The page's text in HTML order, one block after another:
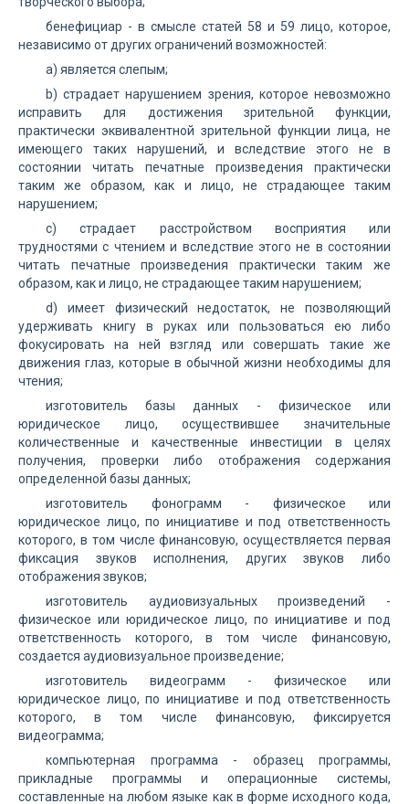
бенефициар - в смысле статей 58 и 59 лицо, которое,
независимо от других ограничений возможностей:
a) является слепым;
b) страдает нарушением зрения, которое невозможно
исправить для достижения зрительной функции,
практически эквивалентной зрительной функции лица, не
имеющего таких нарушений, и вследствие этого не в
состоянии читать печатные произведения практически
таким же образом, как и лицо, не страдающее таким
нарушением;
c) страдает расстройством восприятия или
трудностями с чтением и вследствие этого не в состоянии
читать печатные произведения практически таким же
образом, как и лицо, не страдающее таким нарушением;
d) имеет физический недостаток, не позволяющий
удерживать книгу в руках или пользоваться ею либо
фокусировать на ней взгляд или совершать такие же
движения глаз, которые в обычной жизни необходимы для
чтения;
изготовитель базы данных - физическое или
юридическое лицо, осуществившее значительные
количественные и качественные инвестиции в целях
получения, проверки либо отображения содержания
определенной базы данных;
изготовитель фонограмм - физическое или
юридическое лицо, по инициативе и под ответственность
которого, в том числе финансовую, осуществляется первая
фиксация звуков исполнения, других звуков либо
отображения звуков;
изготовитель аудиовизуальных произведений -
физическое или юридическое лицо, по инициативе и под
ответственность которого, в том числе финансовую,
создается аудиовизуальное произведение;
изготовитель видеограмм - физическое или
юридическое лицо, по инициативе и под ответственность
которого, в том числе финансовую, фиксируется
видеограмма;
компьютерная программа - образец программы,
прикладные программы и операционные системы,
составленные на любом языке как в форме исходного кода,